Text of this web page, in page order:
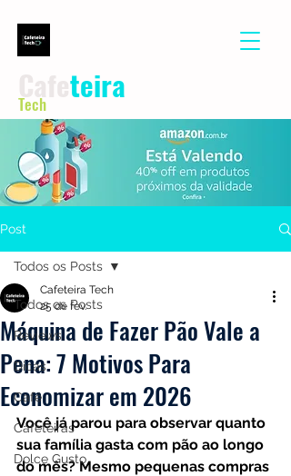
teira
Tech
Post
Todos os Posts
Reviews
Dicas
Café
Cafeteiras
Dolce Gusto
Todos os Posts
Máquina de Fazer Pão Vale a
Pena: 7 Motivos Para
Economizar em 2026
Cafeteira Tech
25 de fev.
Você já parou para observar quanto
sua família gasta com pão ao longo
do mês? Mesmo pequenas compras